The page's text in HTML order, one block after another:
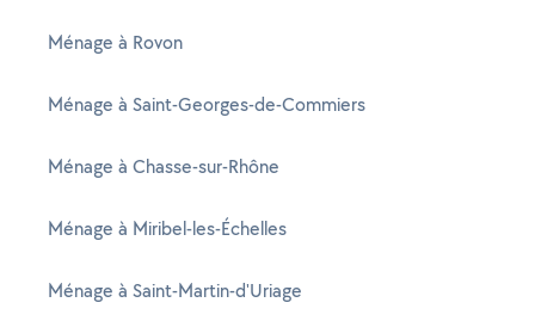
Ménage à Rovon
Ménage à Saint-Georges-de-Commiers
Ménage à Chasse-sur-Rhône
Ménage à Miribel-les-Échelles
Ménage à Saint-Martin-d'Uriage